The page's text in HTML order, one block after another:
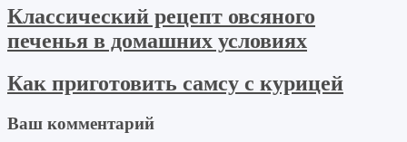
Классический рецепт овсяного
печенья в домашних условиях
Как приготовить самсу с курицей
Ваш комментарий